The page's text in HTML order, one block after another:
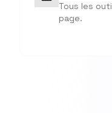
Tous les
page.